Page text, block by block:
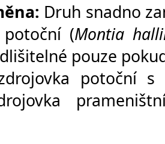
Druh snadno
potoční (Montia
pouze
potoční s